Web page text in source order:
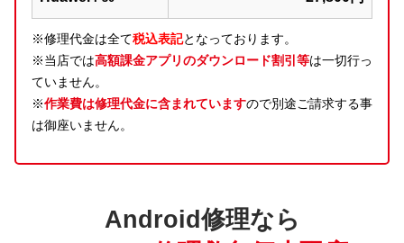
※修理代金は全て税込表記となっております。
※当店では高額課金アプリのダウンロード割引等は一切行っ
ていません。
※作業費は修理代金に含まれていますので別途ご請求する事
は御座いません。
Android修理なら